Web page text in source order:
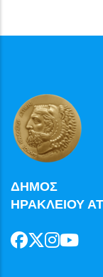
ΔΗΜΟΣ
ΗΡΑΚΛΕΙΟΥ